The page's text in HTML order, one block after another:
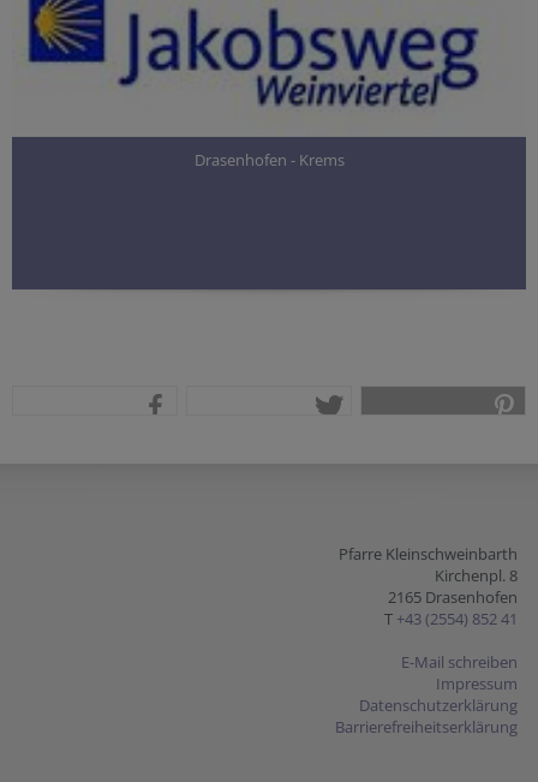
Drasenhofen - Krems
Pfarre Kleinschweinbarth
Kirchenpl. 8
2165 Drasenhofen
T +43 (2554) 852 41
E-Mail schreiben
Impressum
Datenschutzerklärung
Barrierefreiheitserklärung